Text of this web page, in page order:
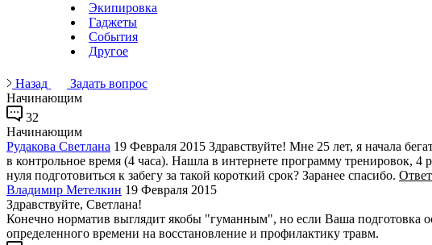
Экипировка
Гаджеты
События
Другое
Назад
Задать вопрос
Начинающим
32
Начинающим
Рудакова Светлана 19 Февраля 2015 Здравствуйте! Мне 25 лет, я начала
в контрольное время (4 часа). Нашла в интернете программу тренировок,
нуля подготовиться к забегу за такой короткий срок? Заранее спасибо.
Владимир Метелкин 19 Февраля 2015
Здравствуйте, Светлана!
Конечно норматив выглядит якобы "гуманным", но если Ваша подготовка
определенного времени на восстановление и профилактику травм.